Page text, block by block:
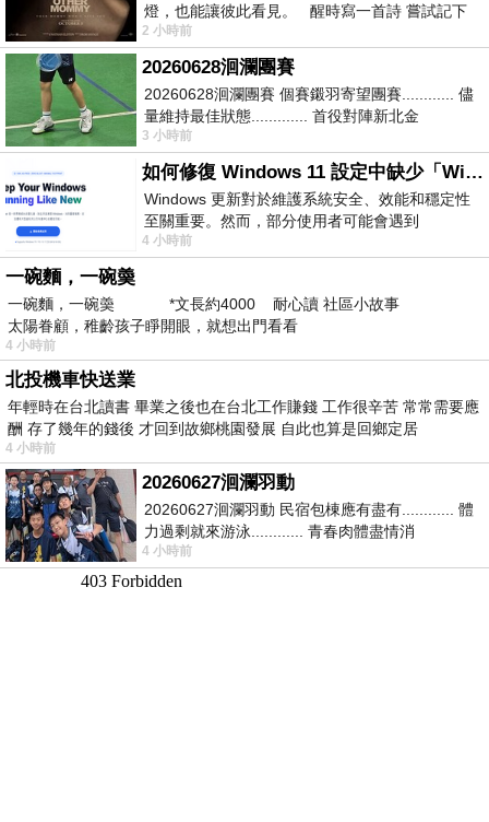
燈，也能讓彼此看見。 醒時寫一首詩 嘗試記下
寂寞 卻只能記下它的附屬物 原
2 小時前
20260628洄瀾團賽
20260628洄瀾團賽 個賽鎩羽寄望團賽............ 儘
量維持最佳狀態............. 首役對陣新北金
龍............. 跨境群
3 小時前
如何修復 Windows 11 設定中缺少「Windows 更新」？
Windows 更新對於維護系統安全、效能和穩定性
至關重要。然而，部分使用者可能會遇到
Windows 11 設定應用程式中缺少「Windows 更
新」
4 小時前
一碗麵，一碗羮
一碗麵，一碗羮 *文長約4000 耐心讀 社區小故事
太陽眷顧，稚齡孩子睜開眼，就想出門看看
4 小時前
北投機車快送業
年輕時在台北讀書 畢業之後也在台北工作賺錢 工作很辛苦 常常需要應
酬 存了幾年的錢後 才回到故鄉桃園發展 自此也算是回鄉定居
4 小時前
20260627洄瀾羽動
20260627洄瀾羽動 民宿包棟應有盡有............ 體
力過剩就來游泳............ 青春肉體盡情消
磨............ 晚餐不必
4 小時前